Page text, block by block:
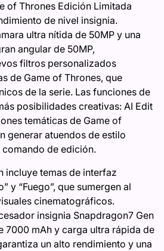
of Thrones Edición Limitada
de nivel insignia.
ultra nítida de 50MP y una
angular de 50MP,
filtros personalizados
de Game of Thrones, que
de la serie. Las funciones de
posibilidades creativas: AI Edit
temáticas de Game of
generar atuendos de estilo
de edición.
incluye temas de interfaz
y “Fuego”, que sumergen al
cinematográficos.
insignia Snapdragon7 Gen
7000 mAh y carga ultra rápida de
un alto rendimiento y una